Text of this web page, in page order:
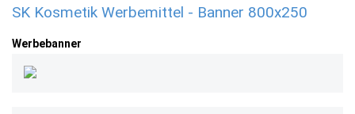
SK Kosmetik Werbemittel - Banner 800x250
Werbebanner